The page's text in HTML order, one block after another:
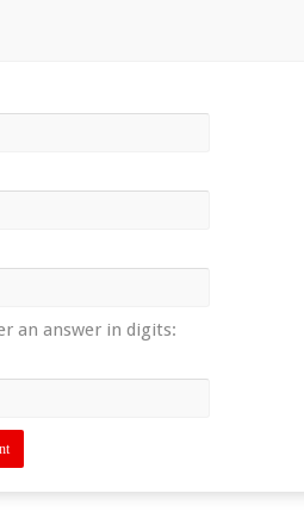
an answer in digits: